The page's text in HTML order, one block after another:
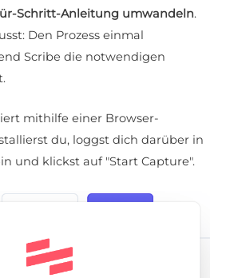
Schritt-Anleitung umwandeln.
Den Prozess einmal
Scribe die notwendigen
mithilfe einer Browser-
du, loggst dich darüber in
und klickst auf "Start Capture".